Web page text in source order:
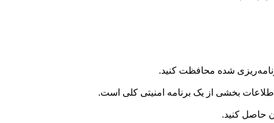
شده محافظت کنید.
اطلاعات بخشی از یک برنامه امنیتی کلی است.
حاصل کنید.